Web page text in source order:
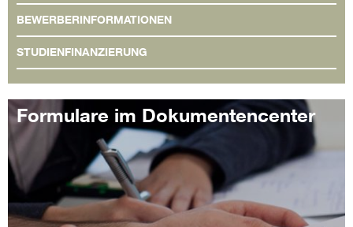
BEWERBERINFORMATIONEN
STUDIENFINANZIERUNG
Formulare im Dokumentencenter